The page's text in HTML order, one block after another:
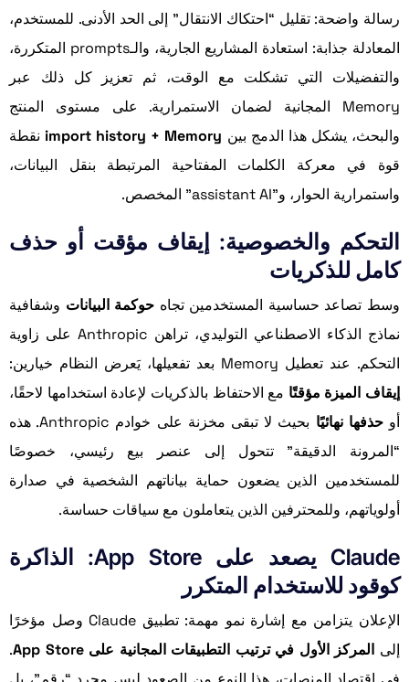
رسالة واضحة: تقليل “احتكاك الانتقال” إلى الحد الأدنى. للمستخدم،
المعادلة جذابة: استعادة المشاريع الجارية، والـprompts المتكررة،
والتفضيلات التي تشكلت مع الوقت، ثم تعزيز كل ذلك عبر
Memory المجانية لضمان الاستمرارية. على مستوى المنتج
والبحث، يشكل هذا الدمج بين import history + Memory نقطة
قوة في معركة الكلمات المفتاحية المرتبطة بنقل البيانات،
واستمرارية الحوار، و”assistant AI” المخصص.
التحكم والخصوصية: إيقاف مؤقت أو حذف
كامل للذكريات
وسط تصاعد حساسية المستخدمين تجاه حوكمة البيانات وشفافية
نماذج الذكاء الاصطناعي التوليدي، تراهن Anthropic على زاوية
التحكم. عند تعطيل Memory بعد تفعيلها، يَعرض النظام خيارين:
إيقاف الميزة مؤقتًا مع الاحتفاظ بالذكريات لإعادة استخدامها لاحقًا،
أوحذفها نهائيًا
بحيث لا تبقى مخزنة على خوادم Anthropic. هذه
“المرونة الدقيقة” تتحول إلى عنصر بيع رئيسي، خصوصًا
للمستخدمين الذين يضعون حماية بياناتهم الشخصية في صدارة
أولوياتهم، وللمحترفين الذين يتعاملون مع سياقات حساسة.
Claude يصعد على App Store: الذاكرة
كوقود للاستخدام المتكرر
الإعلان يتزامن مع إشارة نمو مهمة: تطبيق Claude وصل مؤخرًا
إلى المركز الأول في ترتيب التطبيقات المجانية على App Store
.